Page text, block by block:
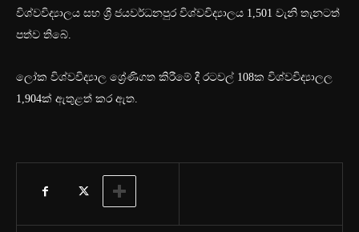
විශ්වවිද්‍යාලය සහ ශ්‍රී ජයවර්ධනපුර විශ්වවිද්‍යාලය 1,501 වැනි තැනටත්
පත්ව තිබේ.
ලෝක විශ්වවිද්‍යාල ශ්‍රේණිගත කිරීමේ දී රටවල් 108ක විශ්වවිද්‍යාලල
1,904ක් ඇතුළත් කර ඇත.